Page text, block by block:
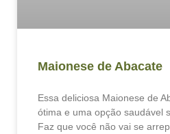
Maionese de Abacate
Essa deliciosa Maionese de
ótima e uma opção saudável
Faz que você não vai se